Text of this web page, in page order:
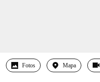
Fotos Mapa